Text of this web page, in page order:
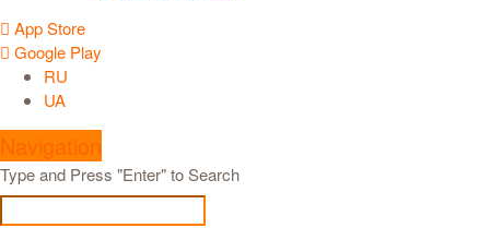
App Store
Google Play
RU
UA
Navigation
Type and Press "Enter" to Search